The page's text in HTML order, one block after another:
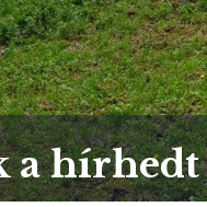
a